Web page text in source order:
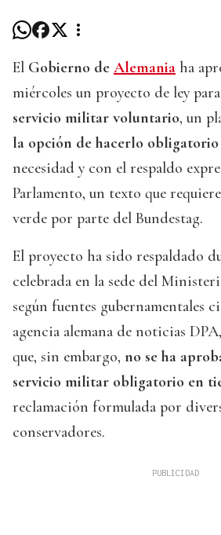
El Gobierno de Alemania ha
miércoles un proyecto de ley
servicio militar voluntario, un
la opción de hacerlo obligatorio
necesidad y con el respaldo
Parlamento, un texto que
verde por parte del Bundestag.
El proyecto ha sido respaldado
celebrada en la sede del
según fuentes gubernamentales
agencia alemana de noticias
que, sin embargo, no se ha
servicio militar obligatorio en
reclamación formulada por
conservadores.